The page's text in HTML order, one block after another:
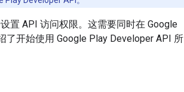
置 API 访问权限。这需要同时在 Google
了开始使用 Google Play Developer API 所